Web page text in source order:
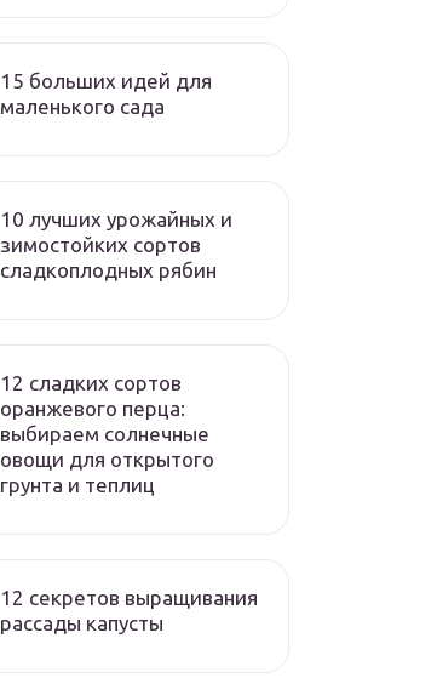
15 больших идей для
маленького сада
10 лучших урожайных и
зимостойких сортов
сладкоплодных рябин
12 сладких сортов
оранжевого перца:
выбираем солнечные
овощи для открытого
грунта и теплиц
12 секретов выращивания
рассады капусты